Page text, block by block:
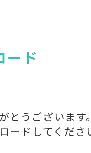
ード
とうございます
ードしてくださ